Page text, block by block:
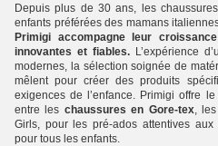
Depuis plus de 30 ans, les
enfants préférées des mamans
Primigi accompagne leur
innovantes et fiables.L’expérience
modernes, la sélection soignée de
mêlent pour créer des produits
exigences de l’enfance. Primigi offre
entre les chaussures en Gore-tex,
Girls, pour les pré-ados attentives
pour tous les enfants.